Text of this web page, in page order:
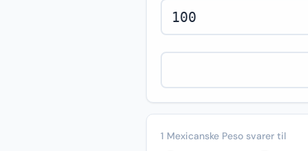
1 Mexicanske Peso svarer til